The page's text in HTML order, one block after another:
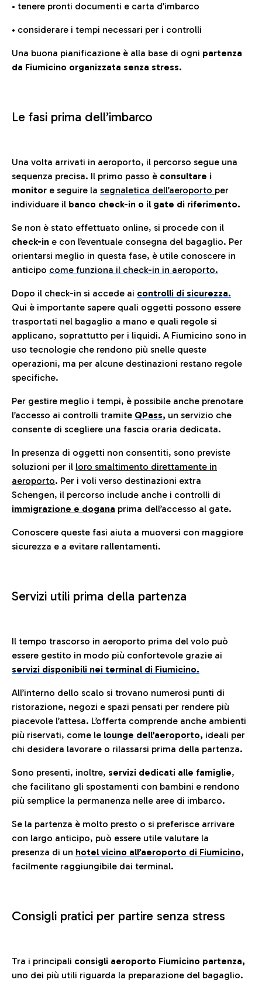
• tenere pronti documenti e carta d’imbarco
• considerare i tempi necessari per i controlli
Una buona pianificazione è alla base di ogni partenza
da Fiumicino organizzata senza stress.
Le fasi prima dell’imbarco
Una volta arrivati in aeroporto, il percorso segue una
sequenza precisa. Il primo passo è consultare i
monitor e seguire la segnaletica dell’aeroporto per
individuare il banco check-in o il gate di riferimento.
Se non è stato effettuato online, si procede con il
check-in e con l’eventuale consegna del bagaglio. Per
orientarsi meglio in questa fase, è utile conoscere in
anticipo come funziona il check-in in aeroporto.
Dopo il check-in si accede ai controlli di sicurezza.
Qui è importante sapere quali oggetti possono essere
trasportati nel bagaglio a mano e quali regole si
applicano, soprattutto per i liquidi. A Fiumicino sono in
uso tecnologie che rendono più snelle queste
operazioni, ma per alcune destinazioni restano regole
specifiche.
Per gestire meglio i tempi, è possibile anche prenotare
l’accesso ai controlli tramite QPass, un servizio che
consente di scegliere una fascia oraria dedicata.
In presenza di oggetti non consentiti, sono previste
soluzioni per il loro smaltimento direttamente in
aeroporto. Per i voli verso destinazioni extra
Schengen, il percorso include anche i controlli di
immigrazione e dogana prima dell’accesso al gate.
Conoscere queste fasi aiuta a muoversi con maggiore
sicurezza e a evitare rallentamenti.
Servizi utili prima della partenza
Il tempo trascorso in aeroporto prima del volo può
essere gestito in modo più confortevole grazie ai
servizi disponibili nei terminal di Fiumicino.
All’interno dello scalo si trovano numerosi punti di
ristorazione, negozi e spazi pensati per rendere più
piacevole l’attesa. L’offerta comprende anche ambienti
più riservati, come le lounge dell’aeroporto, ideali per
chi desidera lavorare o rilassarsi prima della partenza.
Sono presenti, inoltre, servizi dedicati alle famiglie,
che facilitano gli spostamenti con bambini e rendono
più semplice la permanenza nelle aree di imbarco.
Se la partenza è molto presto o si preferisce arrivare
con largo anticipo, può essere utile valutare la
presenza di un hotel vicino all’aeroporto di Fiumicino,
facilmente raggiungibile dai terminal.
Consigli pratici per partire senza stress
Tra i principali consigli aeroporto Fiumicino partenza,
uno dei più utili riguarda la preparazione del bagaglio.